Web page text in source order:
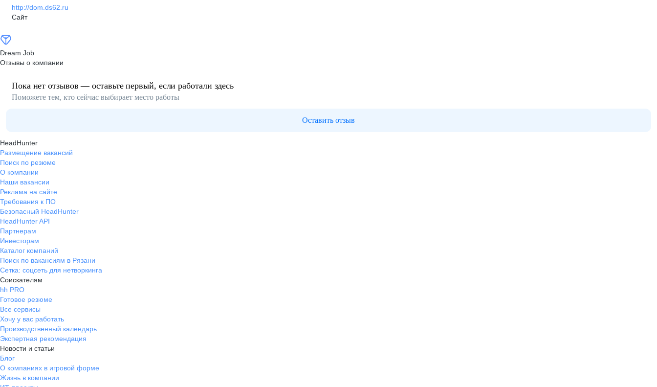
http://dom.ds62.ru
Сайт
Dream Job
Отзывы о компании
Пока нет отзывов — оставьте первый, если работали здесь
Поможете тем, кто сейчас выбирает место работы
Оставить отзыв
HeadHunter
Размещение вакансий
Поиск по резюме
О компании
Наши вакансии
Реклама на сайте
Требования к ПО
Безопасный HeadHunter
HeadHunter API
Партнерам
Инвесторам
Каталог компаний
Поиск по вакансиям в Рязани
Сетка: соцсеть для нетворкинга
Соискателям
hh PRO
Готовое резюме
Все сервисы
Хочу у вас работать
Производственный календарь
Экспертная рекомендация
Новости и статьи
Блог
О компаниях в игровой форме
Жизнь в компании